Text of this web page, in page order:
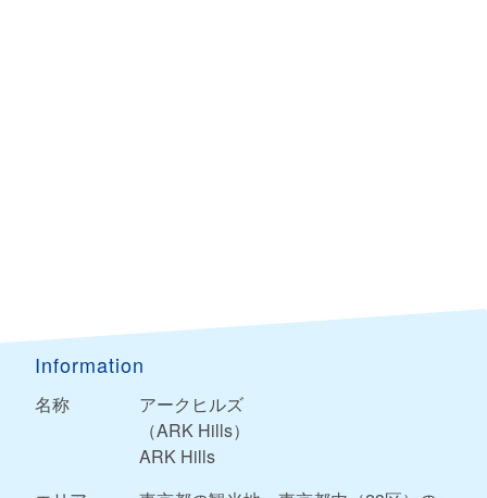
Information
名称
アークヒルズ
（ARK Hills）
ARK Hills